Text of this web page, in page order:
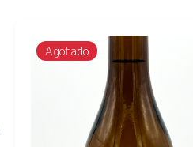
Agotado